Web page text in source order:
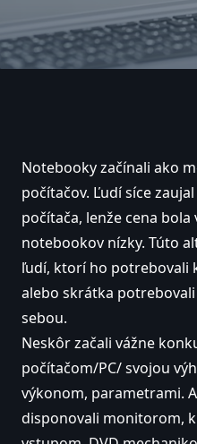
Notebooky začínali ako
počítačov. Ľudí síce
počítača, lenže cena bola
notebookov nízky. Túto
ľudí, ktorí ho potrebovali
alebo skrátka
sebou.
Neskôr začali vážne
počítačom/PC/ svojou
výkonom, parametrami.
disponovali monitorom,